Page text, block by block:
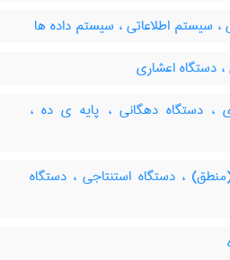
، سیستم اطلاعاتی ، سیستم داده ها
دستگاه اعشاری
، دستگاه دهگانی ، پایه ی ده ،
، دستگاه استنتاجی ، دستگاه